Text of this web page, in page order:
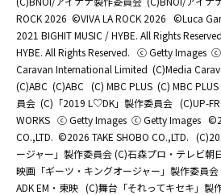
ROCK 2026 ©️VIVA LA ROCK 2026 ©Luca
2021 BIGHIT MUSIC / HYBE. All Rights
HYBE. All Rights Reserved. ⓒ Getty Images ⓒ
Caravan International Limited (C)Media
(C)ABC (C)ABC (C) MBC PLUS (C) MBC PLUS
員会 (C)「2019 L♡DK」製作委員会 (C)UP-
WORKS ⓒ Getty Images ⓒ Getty Images
CO.,LTD. ©2026 TAKE SHOBO CO.,LTD.
ージャー」製作委員会 (C)石森プロ・テレビ朝
映画「ギーツ・キングオージャー」製作委員
ADK EM・東映 (C)舞台「それってキセキ」製